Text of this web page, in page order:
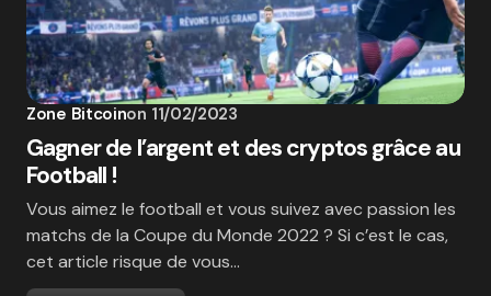
Zone Bitcoinon 11/02/2023
Gagner de l’argent et des cryptos grâce au
Football !
Vous aimez le football et vous suivez avec passion les
matchs de la Coupe du Monde 2022 ? Si c’est le cas,
cet article risque de vous…